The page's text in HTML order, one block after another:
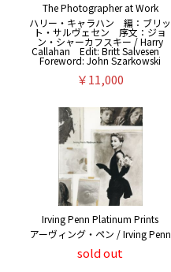
The Photographer at Work
ハリー・キャラハン 編：ブリッ
ト・サルヴェセン 序文：ジョ
ン・シャーカフスキー / Harry
Callahan Edit: Britt Salvesen
Foreword: John Szarkowski
￥11,000
Irving Penn Platinum Prints
アーヴィング・ペン / Irving Penn
sold out